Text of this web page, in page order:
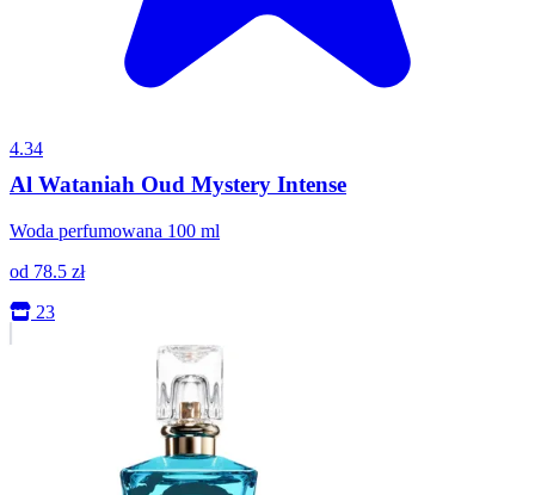
4.34
Al Wataniah Oud Mystery Intense
Woda perfumowana 100 ml
od 78.5 zł
23